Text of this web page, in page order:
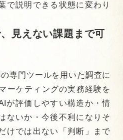
で説明できる状態に変わり
見えない課題まで可
専門ツールを用いた調査に
ーケティングの実務経験を
が評価しやすい構造か ・情
ないか ・今後不利になりそ
けでは出ない「判断」まで